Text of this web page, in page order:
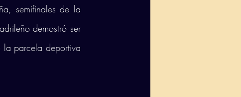
semifinales de la
demostró ser
parcela deportiva